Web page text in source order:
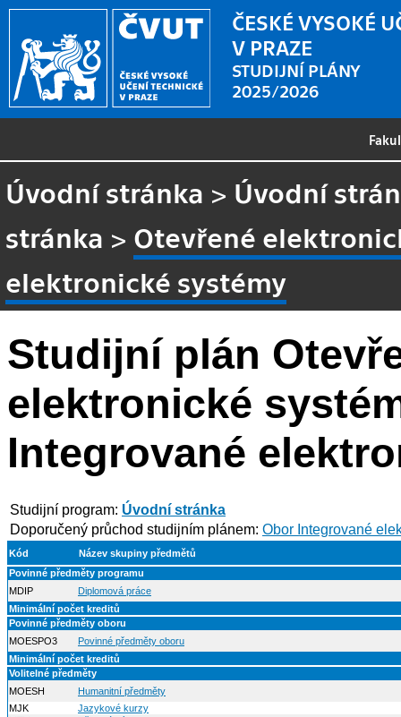
ČESKÉ VYSOKÉ
V PRAZE
STUDIJNÍ PLÁNY
2025/2026
Úvodní stránka > Úvodní
stránka > Otevřené
elektronické systémy
Studijní plán
elektronické
Integrované
Studijní program: Úvodní stránka
Doporučený průchod studijním plánem: Obor Integrované
Kód
Název skupiny předmětů
Povinné předměty programu
MDIP
Diplomová práce
Minimální počet kreditů
Povinné předměty oboru
MOESPO3
Povinné předměty oboru
Minimální počet kreditů
Volitelné předměty
MOESH
Humanitní předměty
MJK
Jazykové kurzy